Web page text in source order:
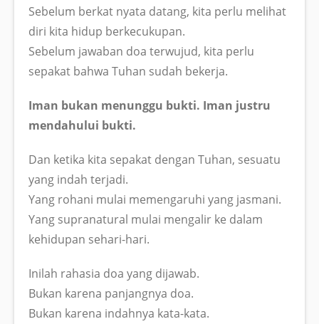
Sebelum berkat nyata datang, kita perlu melihat
diri kita hidup berkecukupan.
Sebelum jawaban doa terwujud, kita perlu
sepakat bahwa Tuhan sudah bekerja.
Iman bukan menunggu bukti. Iman justru
mendahului bukti.
Dan ketika kita sepakat dengan Tuhan, sesuatu
yang indah terjadi.
Yang rohani mulai memengaruhi yang jasmani.
Yang supranatural mulai mengalir ke dalam
kehidupan sehari-hari.
Inilah rahasia doa yang dijawab.
Bukan karena panjangnya doa.
Bukan karena indahnya kata-kata.